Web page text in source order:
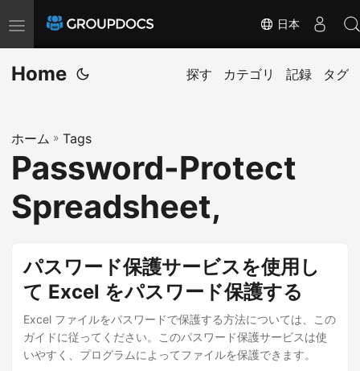
T
o
g
e
n
v
a
日本
Home 探す カテゴリ 記録 タグ
ホーム » Tags
Password-Protect
Spreadsheet,
パスワード保護サービスを使用し
て Excel をパスワード保護する
Excel ファイルをパスワードで保護する方法については、この
ガイドに従ってください。このパスワード保護サービスは使
いやすく、プログラムによってファイルを保護できます。